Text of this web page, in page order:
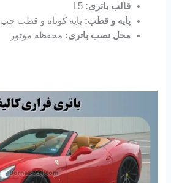
قالب باتری: L5
پایه و قطب: پایه کوتاه و قطب چپ
محل نصب باتری: محفظه موتور